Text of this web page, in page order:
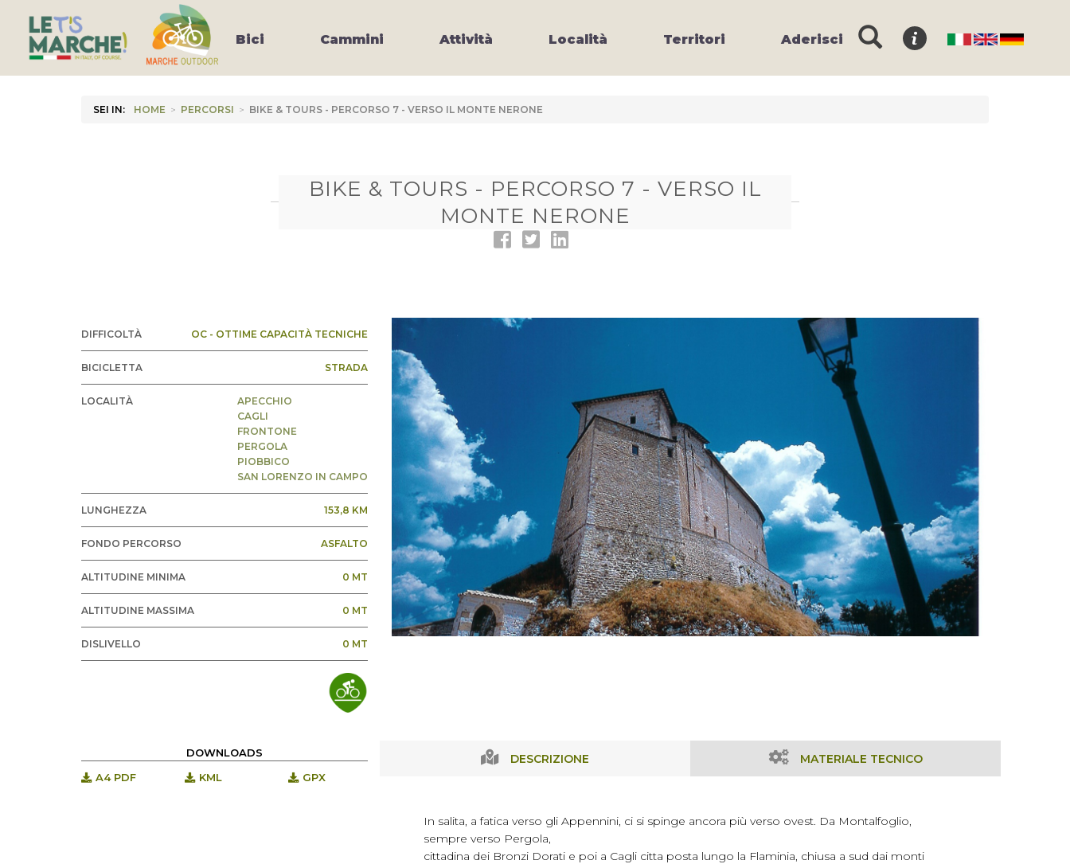
Bici Cammini Attività Località Territori Aderisci
SEI IN: HOME > PERCORSI > BIKE & TOURS - PERCORSO 7 - VERSO IL MONTE NERONE
BIKE & TOURS - PERCORSO 7 - VERSO IL
MONTE NERONE
DIFFICOLTÀ OC - OTTIME CAPACITÀ TECNICHE
BICICLETTA STRADA
LOCALITÀ
APECCHIO
CAGLI
FRONTONE
PERGOLA
PIOBBICO
SAN LORENZO IN CAMPO
LUNGHEZZA 153,8 KM
FONDO PERCORSO ASFALTO
ALTITUDINE MINIMA 0 MT
ALTITUDINE MASSIMA 0 MT
DISLIVELLO 0 MT
DOWNLOADS
A4 PDF
KML GPX
DESCRIZIONE MATERIALE TECNICO
In salita, a fatica verso gli Appennini, ci si spinge ancora più verso ovest. Da Montalfoglio,
sempre verso Pergola,
cittadina dei Bronzi Dorati e poi a Cagli citta posta lungo la Flaminia, chiusa a sud dai monti